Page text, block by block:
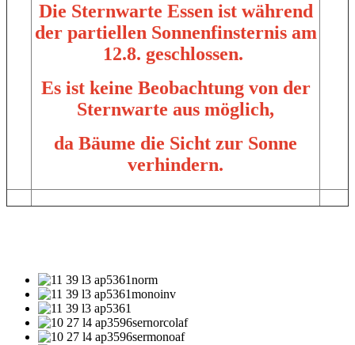
Die Sternwarte Essen ist während
der partiellen Sonnenfinsternis am
12.8. geschlossen.
Es ist keine Beobachtung von der
Sternwarte aus möglich,
da Bäume die Sicht zur Sonne
verhindern.